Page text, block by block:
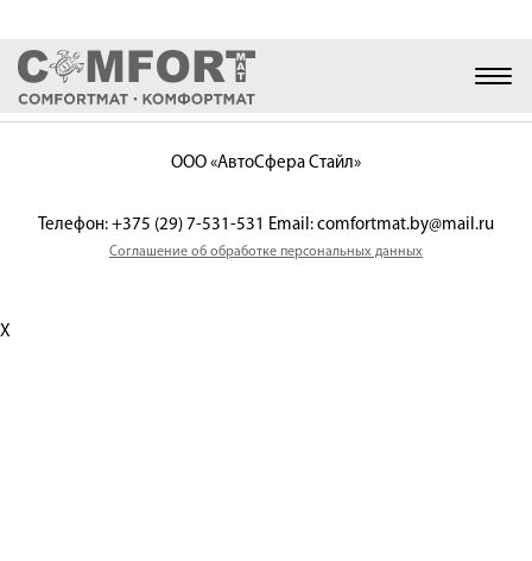
ООО «АвтоСфера Стайл»
Телефон: ‎+375 (29) 7-531-531 Email: comfortmat.by@mail.ru
Соглашение об обработке персональных данных
X